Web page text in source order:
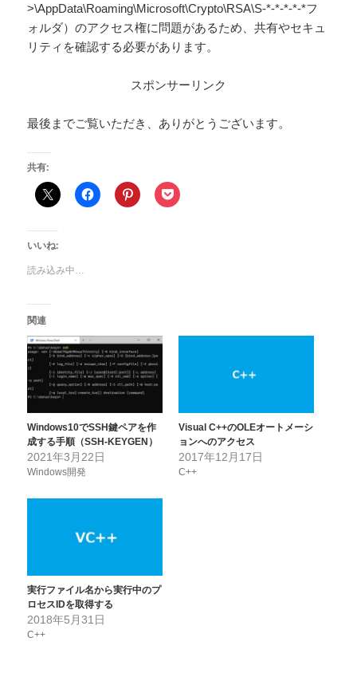
>\AppData\Roaming\Microsoft\Crypto\RSA\S-*-*-*-*-*フ
ォルダ）のアクセス権に問題があるため、共有やセキュ
リティを確認する必要があります。
スポンサーリンク
最後までご覧いただき、ありがとうございます。
共有:
いいね:
読み込み中…
関連
Windows10でSSH鍵ペアを作
成する手順（SSH-KEYGEN）
2021年3月22日
Windows開発
Visual C++のOLEオートメーシ
ョンへのアクセス
2017年12月17日
C++
実行ファイル名から実行中のプ
ロセスIDを取得する
2018年5月31日
C++